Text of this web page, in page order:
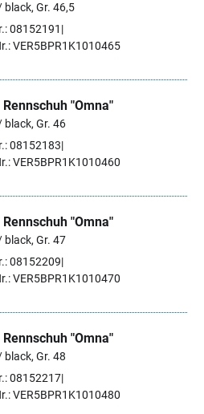
black, Gr. 46,5
08152191
VER5BPR1K1010465
"Omna"
black, Gr. 46
08152183
VER5BPR1K1010460
"Omna"
black, Gr. 47
08152209
VER5BPR1K1010470
"Omna"
black, Gr. 48
08152217
VER5BPR1K1010480